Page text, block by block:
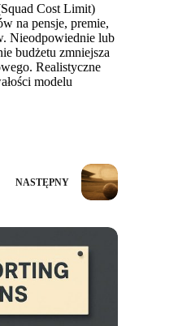
Cost Limit)
na pensje, premie,
Nieodpowiednie lub
budżetu zmniejsza
Realistyczne
modelu
NASTĘPNY